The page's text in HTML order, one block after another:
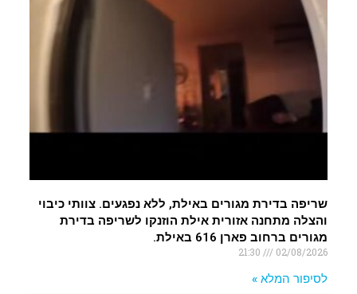
שריפה בדירת מגורים באילת, ללא נפגעים. צוותי כיבוי
והצלה מתחנה אזורית אילת הוזנקו לשריפה בדירת
מגורים ברחוב פארן 616 באילת.
02/08/2026
לסיפור המלא »